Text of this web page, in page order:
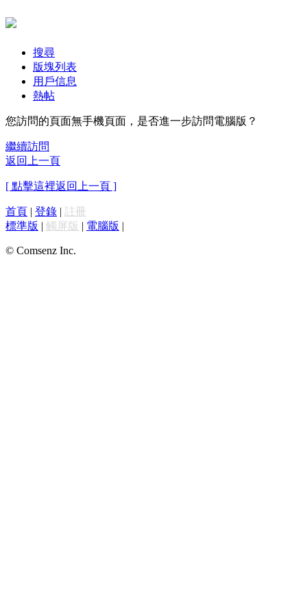
搜尋
版塊列表
用戶信息
熱帖
您訪問的頁面無手機頁面，是否進一步訪問電腦版？
繼續訪問
返回上一頁
[ 點擊這裡返回上一頁 ]
首頁 | 登錄 | 註冊
標準版 | 觸屏版 | 電腦版 |
© Comsenz Inc.